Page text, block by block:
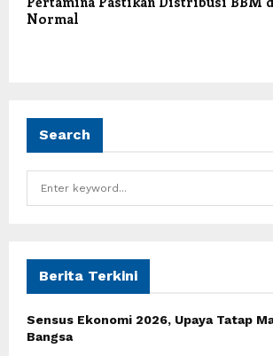
Normal
Search
f
r
Berita Terkini
Sensus Ekonomi 2026, Upaya Tatap
Bangsa